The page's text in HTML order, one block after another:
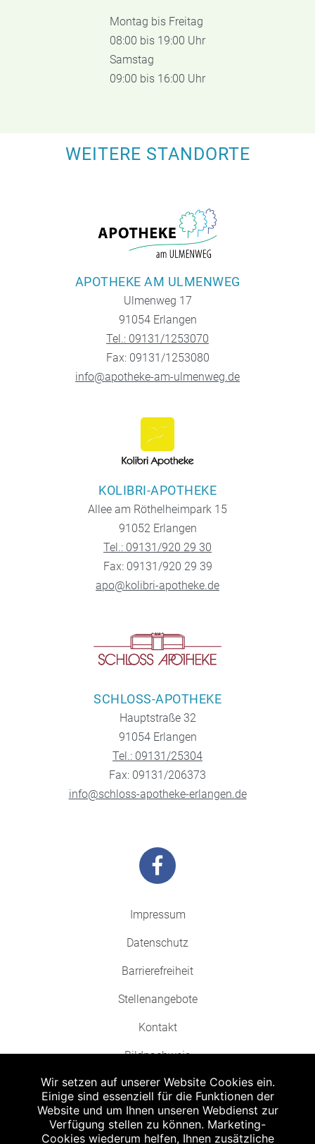
Montag bis Freitag
08:00 bis 19:00 Uhr
Samstag
09:00 bis 16:00 Uhr
WEITERE STANDORTE
APOTHEKE AM ULMENWEG
Ulmenweg 17
91054 Erlangen
Tel.: 09131/1253070
Fax: 09131/1253080
info@apotheke-am-ulmenweg.de
KOLIBRI-APOTHEKE
Allee am Röthelheimpark 15
91052 Erlangen
Tel.: 09131/920 29 30
Fax: 09131/920 29 39
apo@kolibri-apotheke.de
SCHLOSS-APOTHEKE
Hauptstraße 32
91054 Erlangen
Tel.: 09131/25304
Fax: 09131/206373
info@schloss-apotheke-erlangen.de
Impressum
Datenschutz
Barrierefreiheit
Stellenangebote
Kontakt
Bildnachweis
Abgabe in haushaltsüblichen Mengen, solange der Vorrat reicht. Für Druck-
Wir setzen auf unserer Website Cookies ein.
Einige sind essenziell für die Funktionen der
Website und um Ihnen unseren Webdienst zur
Verfügung stellen zu können. Marketing-
Cookies wiederum helfen, Ihnen zusätzliche